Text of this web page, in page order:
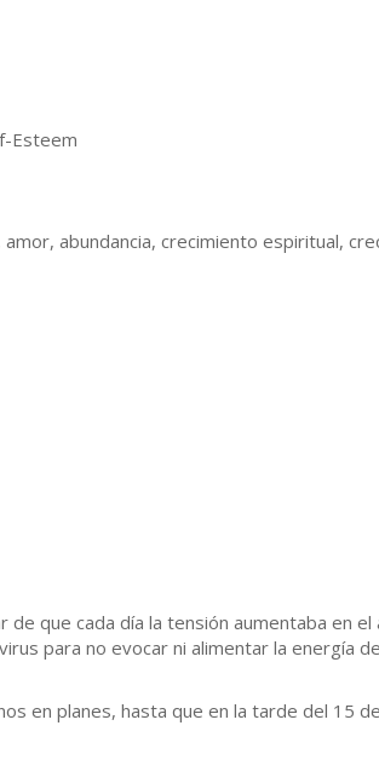
Esteem
abundancia, crecimiento espiritual,
que cada día la tensión aumentaba en
para no evocar ni alimentar la energía
en planes, hasta que en la tarde del 15